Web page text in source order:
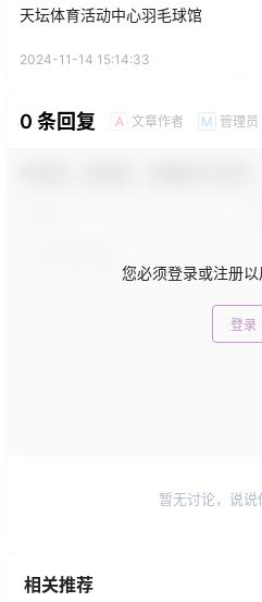
天坛体育活动中心羽毛球馆
2024-11-14 15:14:33
0 条回复 A 文章作者 M 管理员
您必须登录或注册
登录
暂无讨论，说说
相关推荐